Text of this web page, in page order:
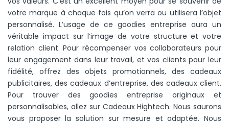
votre marque à chaque fois qu’on verra ou utilisera l’objet
personnalisé. L’usage de ce goodies entreprise aura un
véritable impact sur l’image de votre structure et votre
relation client. Pour récompenser vos collaborateurs pour
leur engagement dans leur travail, et vos clients pour leur
fidélité, offrez des objets promotionnels, des cadeaux
publicitaires, des cadeaux d’entreprise, des cadeaux client.
Pour trouver des goodies entreprise originaux et
personnalisables, allez sur Cadeaux Hightech. Nous saurons
vous proposer la solution sur mesure et adaptée. Nous